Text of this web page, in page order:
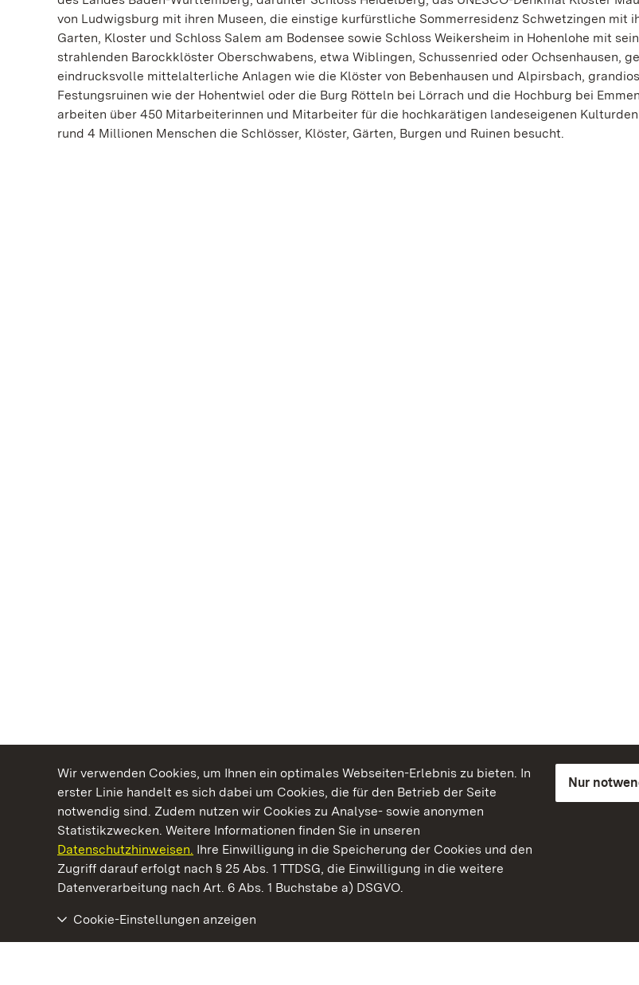
Wir verwenden Cookies, um Ihnen ein optimales Webseiten-Erlebnis zu bieten. In
erster Linie handelt es sich dabei um Cookies, die für den Betrieb der Seite
notwendig sind. Zudem nutzen wir Cookies zu Analyse- sowie anonymen
Statistikzwecken. Weitere Informationen finden Sie in unseren
Datenschutzhinweisen. Ihre Einwilligung in die Speicherung der Cookies und den
Zugriff darauf erfolgt nach § 25 Abs. 1 TTDSG, die Einwilligung in die weitere
Datenverarbeitung nach Art. 6 Abs. 1 Buchstabe a) DSGVO.
Nur
Cookie-Einstellungen anzeigen
von Ludwigsburg mit ihren Museen, die einstige kurfürstliche Sommerresidenz Schwetzingen mit
Garten, Kloster und Schloss Salem am Bodensee sowie Schloss Weikersheim in Hohenlohe mit
strahlenden Barockklöster Oberschwabens, etwa Wiblingen, Schussenried oder Ochsenhausen,
eindrucksvolle mittelalterliche Anlagen wie die Klöster von Bebenhausen und Alpirsbach,
Festungsruinen wie der Hohentwiel oder die Burg Rötteln bei Lörrach und die Hochburg bei
arbeiten über 450 Mitarbeiterinnen und Mitarbeiter für die hochkarätigen landeseigenen
rund 4 Millionen Menschen die Schlösser, Klöster, Gärten, Burgen und Ruinen besucht.
Kommen. Staunen. Genießen.